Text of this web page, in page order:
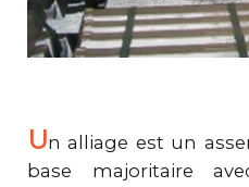
Un alliage est un
base majoritaire